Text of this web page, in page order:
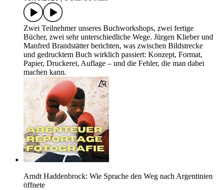
Zwei Teilnehmer unseres Buchworkshops, zwei fertige
Bücher, zwei sehr unterschiedliche Wege. Jürgen Klieber und
Manfred Brandstätter berichten, was zwischen Bildstrecke
und gedrucktem Buch wirklich passiert: Konzept, Format,
Papier, Druckerei, Auflage – und die Fehler, die man dabei
machen kann.
Arndt Haddenbrock: Wie Sprache den Weg nach Argentinien
öffnete